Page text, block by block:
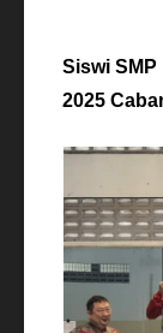
Siswi SMP
2025